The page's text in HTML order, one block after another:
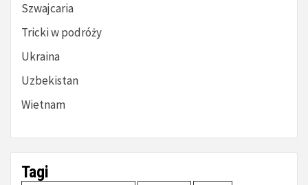
Szwajcaria
Tricki w podróży
Ukraina
Uzbekistan
Wietnam
Tagi